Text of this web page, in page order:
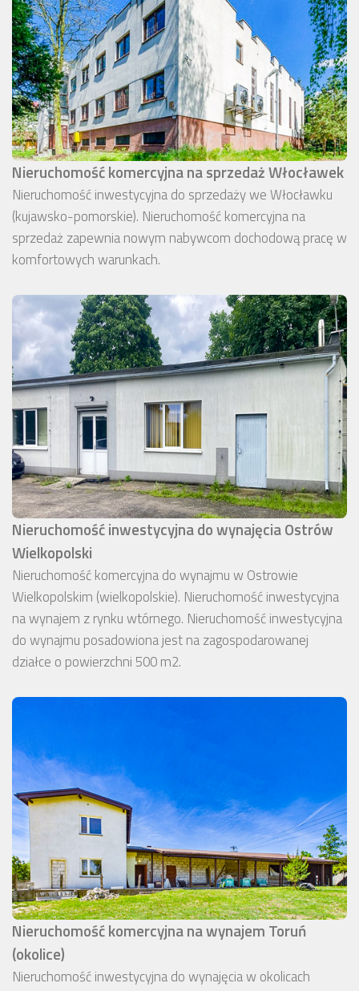
Nieruchomość komercyjna na sprzedaż Włocławek
Nieruchomość inwestycyjna do sprzedaży we Włocławku
(kujawsko-pomorskie). Nieruchomość komercyjna na
sprzedaż zapewnia nowym nabywcom dochodową pracę w
komfortowych warunkach.
Nieruchomość inwestycyjna do wynajęcia Ostrów
Wielkopolski
Nieruchomość komercyjna do wynajmu w Ostrowie
Wielkopolskim (wielkopolskie). Nieruchomość inwestycyjna
na wynajem z rynku wtórnego. Nieruchomość inwestycyjna
do wynajmu posadowiona jest na zagospodarowanej
działce o powierzchni 500 m2.
Nieruchomość komercyjna na wynajem Toruń
(okolice)
Nieruchomość inwestycyjna do wynajęcia w okolicach